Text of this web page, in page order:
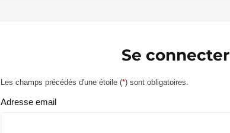
Se connecter
Les champs précédés d'une étoile (*) sont obligatoires.
Adresse email